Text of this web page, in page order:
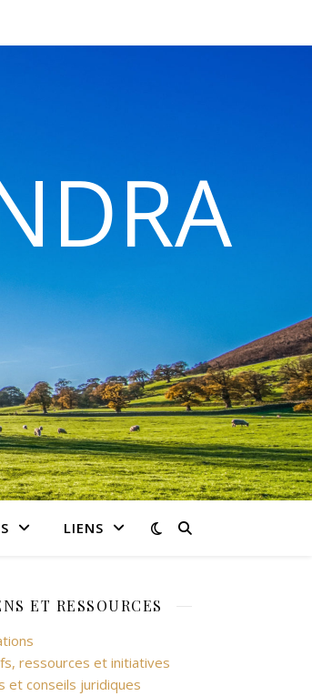
LIENS
ET RESSOURCES
ressources et initiatives
et conseils juridiques